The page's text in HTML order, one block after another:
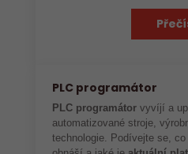
PLC programátor
PLC programátor vyvíjí a
automatizované stroje,
technologie. Podívejte se,